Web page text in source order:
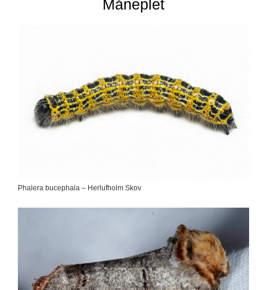
Måneplet
Phalera bucephala – Herlufholm Skov